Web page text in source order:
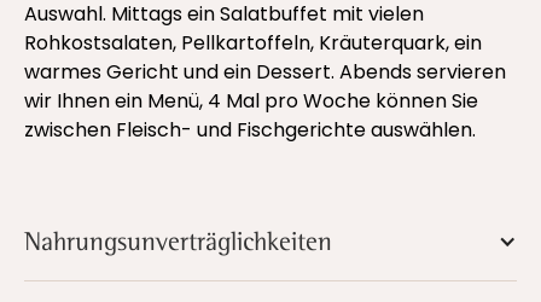
Auswahl. Mittags ein Salatbuffet mit vielen
Rohkostsalaten, Pellkartoffeln, Kräuterquark, ein
warmes Gericht und ein Dessert. Abends servieren
wir Ihnen ein Menü, 4 Mal pro Woche können Sie
zwischen Fleisch- und Fischgerichte auswählen.
Nahrungsunverträglichkeiten